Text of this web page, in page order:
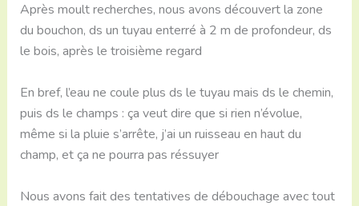
Après moult recherches, nous avons découvert la zone
du bouchon, ds un tuyau enterré à 2 m de profondeur, ds
le bois, après le troisième regard
En bref, l’eau ne coule plus ds le tuyau mais ds le chemin,
puis ds le champs : ça veut dire que si rien n’évolue,
même si la pluie s’arrête, j’ai un ruisseau en haut du
champ, et ça ne pourra pas réssuyer
Nous avons fait des tentatives de débouchage avec tout